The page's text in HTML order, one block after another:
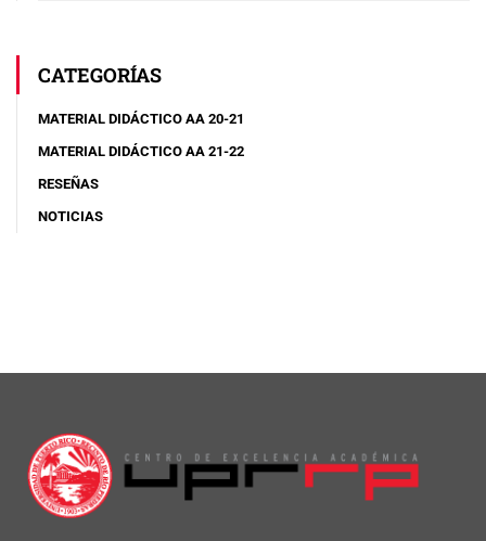
CATEGORÍAS
MATERIAL DIDÁCTICO AA 20-21
MATERIAL DIDÁCTICO AA 21-22
RESEÑAS
NOTICIAS